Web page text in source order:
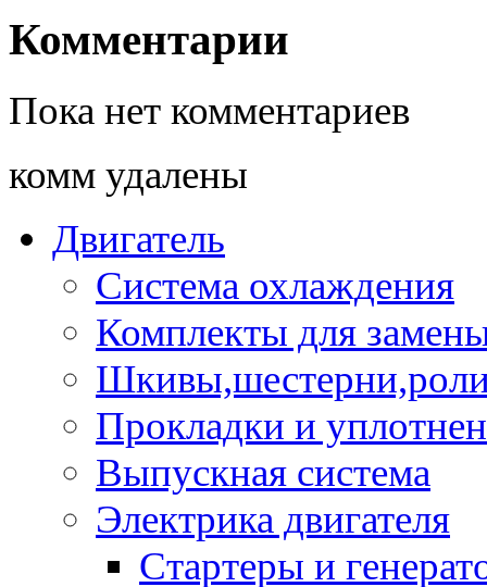
Комментарии
Пока нет комментариев
комм удалены
Двигатель
Система охлаждения
Комплекты для
Прокладки и
Выпускная система
Электрика двигателя
Стартеры и